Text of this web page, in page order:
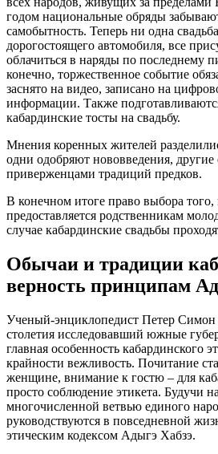
годом национальные обряды
самобытность. Теперь ни одна
дорогостоящего автомобиля, все
облачиться в наряды по последнему
конечно, торжественное событие
заснято на видео, записано на
информации. Также
кабардинские тосты на свадьбу.
Мнения коренных жителей
одни одобряют нововведения, другие
приверженцами традиций предков.
В конечном итоге право выбора того,
предоставляется родственникам
случае кабардинские свадьбы
Обычаи и традиции
верность принципам
Ученый-энциклопедист Петер Симон
столетия исследовавший южные
главная особенность кабардинского
крайности вежливость. Почитание
женщине, внимание к гостю – для
просто соблюдение этикета. Будучи
многочисленной ветвью единого
руководствуются в повседневной
этическим кодексом Адыгэ Хабзэ.